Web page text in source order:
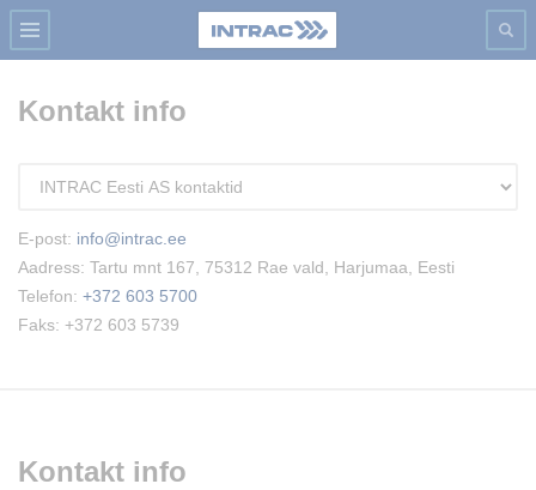
Kontakt info
E-post: info@intrac.ee
Aadress: Tartu mnt 167, 75312 Rae vald, Harjumaa, Eesti
Telefon: +372 603 5700
Faks: +372 603 5739
Kontakt info